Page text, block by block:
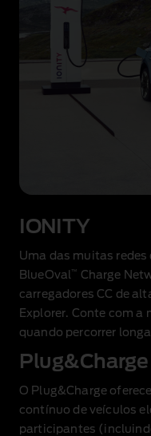
IONITY
Uma das muitas
BlueOval
™
Charge
carregadores CC de
Explorer. Conte com a
quando percorrer
Plug&Charge
O Plug&Charge
contínuo de veículos
participantes